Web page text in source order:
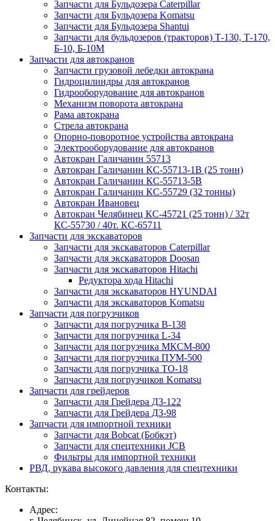
Запчасти для Бульдозера Caterpillar
Запчасти для Бульдозера Komatsu
Запчасти для Бульдозера Shantui
Запчасти для бульдозеров (тракторов) Т-130, Т-170,
Б-10, Б-10М
Запчасти для автокранов
Запчасти грузовой лебедки автокрана
Гидроцилиндры для автокранов
Гидрооборудование для автокранов
Механизм поворота автокрана
Рама автокрана
Стрела автокрана
Опорно-поворотное устройства автокрана
Электрооборудование для автокранов
Автокран Галичанин 55713
Автокран Галичанин КС-55713-1В (25 тонн)
Автокран Галичанин КС-55713-5В
Автокран Галичанин КС-55729 (32 тонны)
Автокран Ивановец
Автокран Челябинец КС-45721 (25 тонн) / 32т
КС-55730 / 40т. КС-65711
Запчасти для экскаваторов
Запчасти для экскаваторов Caterpillar
Запчасти для экскаваторов Doosan
Запчасти для экскаваторов Hitachi
Редуктора хода Hitachi
Запчасти для экскаваторов HYUNDAI
Запчасти для экскаваторов Komatsu
Запчасти для погрузчиков
Запчасти для погрузчика B-138
Запчасти для погрузчика L-34
Запчасти для погрузчика МКСМ-800
Запчасти для погрузчика ПУМ-500
Запчасти для погрузчика ТО-18
Запчасти для погрузчиков Komatsu
Запчасти для грейдеров
Запчасти для Грейдера ДЗ-122
Запчасти для Грейдера ДЗ-98
Запчасти для импортной техники
Запчасти для Bobcat (Бобкэт)
Запчасти для спецтехники JCB
Фильтры для импортной техники
РВД, рукава высокого давления для спецтехники
Контакты:
Адрес: